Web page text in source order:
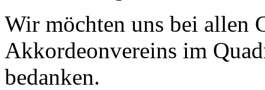
Wir möchten uns bei allen
Akkordeonvereins im
bedanken.